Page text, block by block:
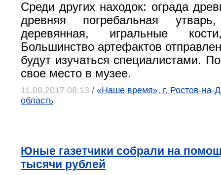
Среди других находок: ограда
древняя погребальная
деревянная, игральные
Большинство артефактов
будут изучаться специалистами.
свое место в музее.
11.08.2017 08:13 / «Наше время», г. Ростов-на-
область
Юные газетчики собрали на
тысячи рублей